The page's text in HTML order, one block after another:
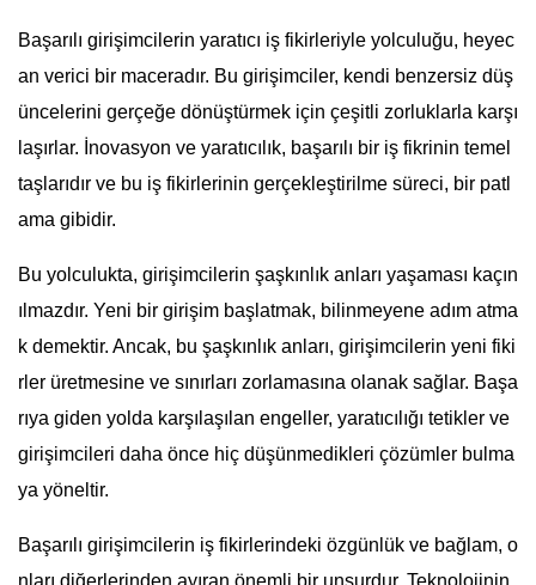
Başarılı girişimcilerin yaratıcı iş fikirleriyle yolculuğu, heyec
an verici bir maceradır. Bu girişimciler, kendi benzersiz düş
üncelerini gerçeğe dönüştürmek için çeşitli zorluklarla karşı
laşırlar. İnovasyon ve yaratıcılık, başarılı bir iş fikrinin temel
taşlarıdır ve bu iş fikirlerinin gerçekleştirilme süreci, bir patl
ama gibidir.
Bu yolculukta, girişimcilerin şaşkınlık anları yaşaması kaçın
ılmazdır. Yeni bir girişim başlatmak, bilinmeyene adım atma
k demektir. Ancak, bu şaşkınlık anları, girişimcilerin yeni fiki
rler üretmesine ve sınırları zorlamasına olanak sağlar. Başa
rıya giden yolda karşılaşılan engeller, yaratıcılığı tetikler ve
girişimcileri daha önce hiç düşünmedikleri çözümler bulma
ya yöneltir.
Başarılı girişimcilerin iş fikirlerindeki özgünlük ve bağlam, o
nları diğerlerinden ayıran önemli bir unsurdur. Teknolojinin